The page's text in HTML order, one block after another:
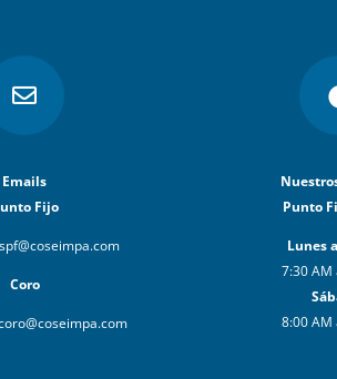

Emails
Fijo
Coro
Punto
Lunes
7:30 AM
8:00 AM